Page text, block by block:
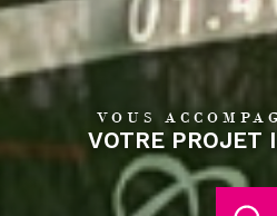
VOUS
VOTRE PROJET